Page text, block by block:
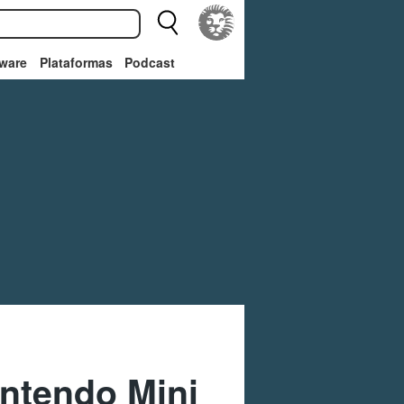
Plataformas Podcast
Mini